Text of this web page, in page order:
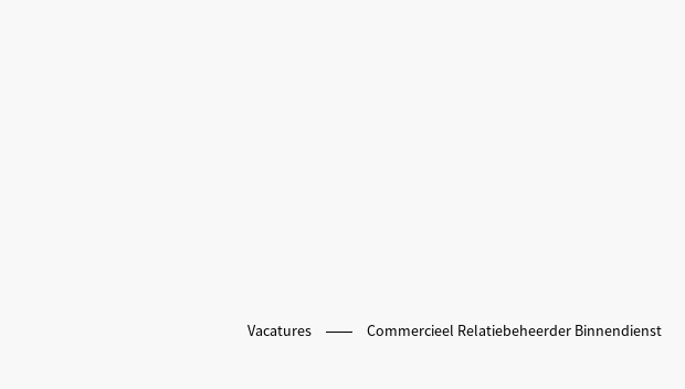
Vacatures Commercieel Relatiebeheerder Binnendienst